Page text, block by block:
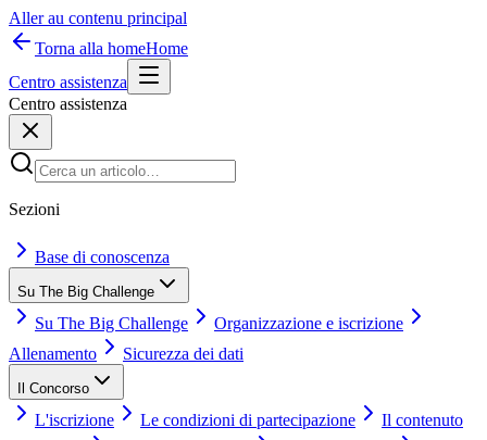
Aller au contenu principal
Torna alla homeHome
Centro assistenza
Centro assistenza
Sezioni
Base di conoscenza
Su The Big Challenge
Su The Big Challenge
Organizzazione e iscrizione
Allenamento
Sicurezza dei dati
Il Concorso
L'iscrizione Le condizioni di partecipazione
Il contenuto